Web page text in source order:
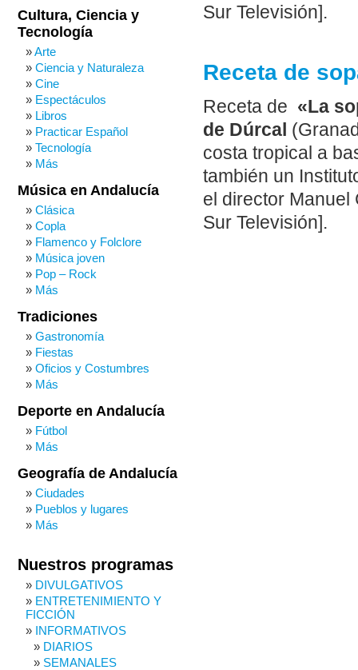
Sur Televisión].
Receta de
Receta de «La
de Dúrcal
costa tropical a
también un
el director Manuel
Sur Televisión].
Cultura, Ciencia y
Tecnología
Arte
Ciencia y Naturaleza
Cine
Espectáculos
Libros
Practicar Español
Tecnología
Más
Música en Andalucía
Clásica
Copla
Flamenco y Folclore
Música joven
Pop – Rock
Más
Tradiciones
Gastronomía
Fiestas
Oficios y Costumbres
Más
Deporte en Andalucía
Fútbol
Más
Geografía de Andalucía
Ciudades
Pueblos y lugares
Más
Nuestros programas
DIVULGATIVOS
ENTRETENIMIENTO Y
FICCIÓN
INFORMATIVOS
DIARIOS
SEMANALES